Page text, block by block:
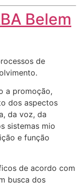
Belem
de
a promoção,
dos aspectos
da voz, da
sistemas mio
e função
de acordo com
busca dos